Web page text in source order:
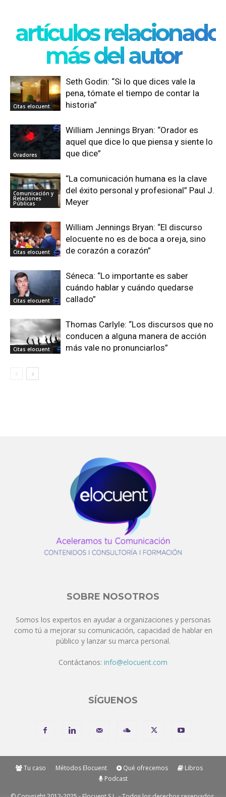
artículos
más del autor
Citas elocuent
Seth Godin: “Si lo que dices vale la
pena, tómate el tiempo de contar la
historia”
Oradores
William Jennings Bryan: “Orador es
aquel que dice lo que piensa y siente lo
que dice”
Comunicación y
Relaciones
Públicas
“La comunicación humana es la clave
del éxito personal y profesional” Paul J.
Meyer
Citas elocuent
William Jennings Bryan: “El discurso
elocuente no es de boca a oreja, sino
de corazón a corazón”
Citas elocuent
Séneca: “Lo importante es saber
cuándo hablar y cuándo quedarse
callado”
Citas elocuent
Thomas Carlyle: “Los discursos que no
conducen a alguna manera de acción
más vale no pronunciarlos”
SOBRE NOSOTROS
Somos los expertos en ayudar a organizaciones y personas
como tú a mejorar su comunicación, capacidad de hablar en
público y lanzar su marca personal.
Contáctanos: info@elocuent.com
SÍGUENOS
Tu caso Métodos Elocuent Qué ofrecemos
Libros
Podcast